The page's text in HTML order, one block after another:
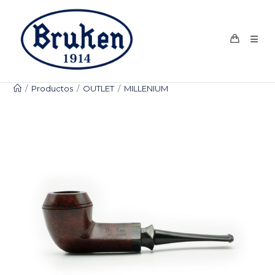
contenido
/ Productos / OUTLET / MILLENIUM